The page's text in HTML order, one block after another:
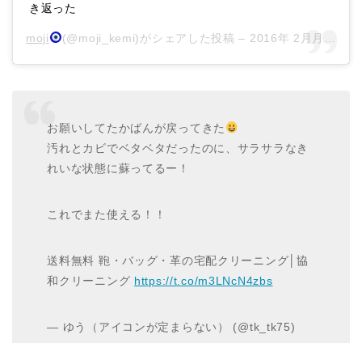
き返った
moji (@moji_kemi)がシェアした投稿 – 2016年 2月月27日午後5時55分PST
お願いしてたかばんが戻ってきた
汚れとカビでベタベタだったのに、サラサラなき
れいな状態に蘇ってるー！
これでまた使える！！
送料無料 鞄・バッグ・革の宅配クリーニング│協
和クリーニング https://t.co/m3LNcN4zbs
— ゆう（アイコンが定まらない） (@tk_tk75)